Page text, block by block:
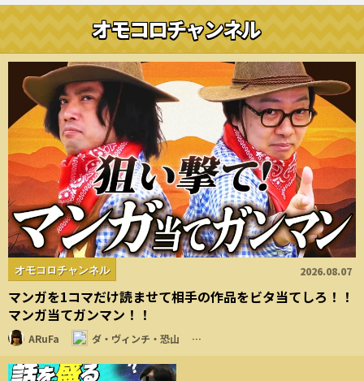
オモコロチャンネル
オモコロチャンネル 2026.08.07
マンガを1コマだけ読ませて相手の作品をビタ当てしろ！！
マンガ当てガンマン！！
ARuFa ダ・ヴィンチ・恐山 …